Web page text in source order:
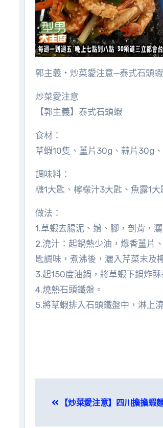
郭主義‧炒菜愛注意─泰式石頭蝦
炒菜愛注意
【郭主義】泰式石頭蝦
食材：
草蝦10隻、薑片30g、蒜片30g
調味料：
糖1大匙、檸檬汁3大匙、魚露1
做法：
1.草蝦去腸泥、鬚、腳，剖背，
2.澆汁：起鍋熱少油，爆香薑片
匙調味，煮沸後，灑入芹菜末及
3.起150度油鍋，將草蝦下鍋炸酥
4.燒熱石頭鐵盤。
5.將草蝦排入石頭鐵盤中，淋上
【炒菜愛注意】四川擔擔蝦